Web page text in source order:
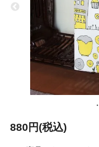
880円(税込)